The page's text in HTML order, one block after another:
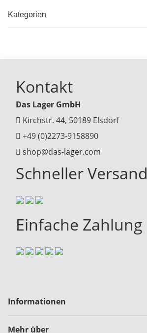
Kategorien
Kontakt
Das Lager GmbH
Kirchstr. 44, 50189 Elsdorf
+49 (0)2273-9158890
shop@das-lager.com
Schneller Versand
Einfache Zahlung
Informationen
Mehr über